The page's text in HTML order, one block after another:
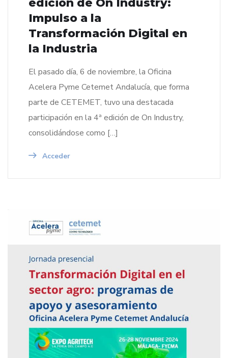
Impulso a la
Transformación Digital en
la Industria
El pasado día, 6 de noviembre, la Oficina
Acelera Pyme Cetemet Andalucía, que forma
parte de CETEMET, tuvo una destacada
participación en la 4ª edición de On Industry,
consolidándose como […]
Acceder